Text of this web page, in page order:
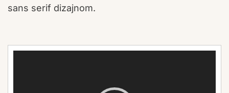
sans serif dizajnom.